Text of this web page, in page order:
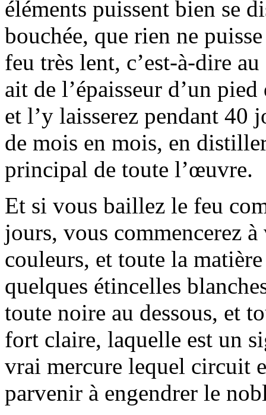
éléments puissent bien se
bouchée, que rien ne
feu très lent, c’est-à-dire
ait de l’épaisseur d’un
et l’y laisserez pendant 40
de mois en mois, en
principal de toute l’œuvre.
Et si vous baillez le feu
jours, vous commencerez
couleurs, et toute la
quelques étincelles
toute noire au dessous, et
fort claire, laquelle est un
vrai mercure lequel circuit
parvenir à engendrer le